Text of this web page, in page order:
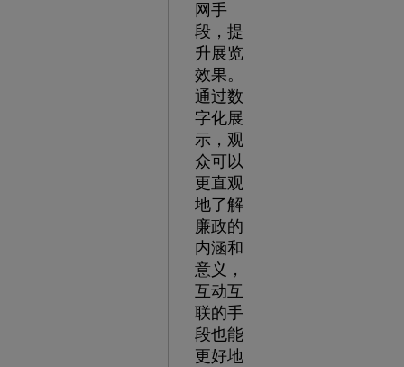
网手
段，提
升展览
效果。
通过数
字化展
示，观
众可以
更直观
地了解
廉政的
内涵和
意义，
互动互
联的手
段也能
更好地